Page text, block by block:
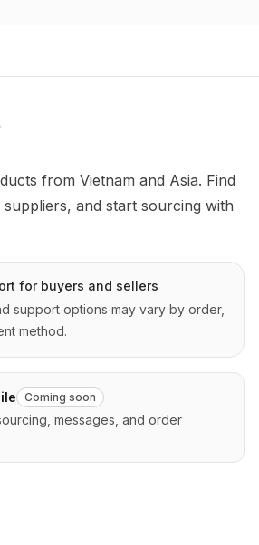
from Vietnam and Asia. Find
and start sourcing with
for buyers and sellers
support options may vary by order,
method.
Coming soon
messages, and order